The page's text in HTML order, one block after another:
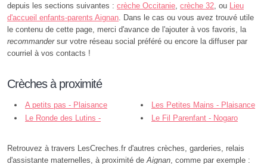
depuis les sections suivantes : crèche Occitanie, crèche 32, ou Lieu
d'accueil enfants-parents Aignan. Dans le cas ou vous avez trouvé utile
le contenu de cette page, merci d'avance de l'ajouter à vos favoris, la
recommandersur votre réseau social préféré ou encore la diffuser par
courriel à vos contacts !
Crèches à proximité
A petits pas - Plaisance
Les Petites Mains - Plaisance
Le Ronde des Lutins -
Le Fil Parenfant - Nogaro
Retrouvez à travers LesCreches.fr d'autres crèches, garderies, relais
d'assistante maternelles, à proximité deAignan, comme par exemple :